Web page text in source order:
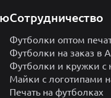
Сотрудничество
Футболки оптом
Футболки на заказ в
Футболки и кружки с
Майки с логотипами
Печать на футболках